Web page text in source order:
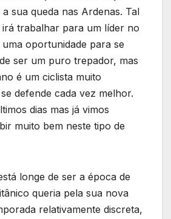
sua queda nas Ardenas. Tal
trabalhar para um líder no
oportunidade para se
ser um puro trepador, mas
é um ciclista muito
defende cada vez melhor.
dias mas já vimos
muito bem neste tipo de
longe de ser a época de
queria pela sua nova
relativamente discreta,